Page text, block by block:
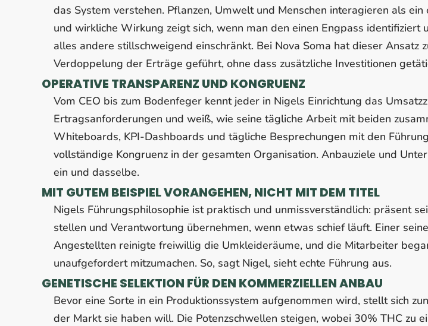
das System verstehen. Pflanzen, Umwelt und Menschen interagieren als ein
und wirkliche Wirkung zeigt sich, wenn man den einen Engpass identifiziert
alles andere stillschweigend einschränkt. Bei Nova Soma hat dieser Ansatz
Verdoppelung der Erträge geführt, ohne dass zusätzliche Investitionen
OPERATIVE TRANSPARENZ UND KONGRUENZ
Vom CEO bis zum Bodenfeger kennt jeder in Nigels Einrichtung das
Ertragsanforderungen und weiß, wie seine tägliche Arbeit mit beiden
Whiteboards, KPI-Dashboards und tägliche Besprechungen mit den
vollständige Kongruenz in der gesamten Organisation. Anbauziele und
ein und dasselbe.
MIT GUTEM BEISPIEL VORANGEHEN, NICHT MIT DEM TITEL
Nigels Führungsphilosophie ist praktisch und unmissverständlich: präsent
stellen und Verantwortung übernehmen, wenn etwas schief läuft. Einer
Angestellten reinigte freiwillig die Umkleideräume, und die Mitarbeiter
unaufgefordert mitzumachen. So, sagt Nigel, sieht echte Führung aus.
GENETISCHE SELEKTION FÜR DEN KOMMERZIELLEN ANBAU
Bevor eine Sorte in ein Produktionssystem aufgenommen wird, stellt sich
der Markt sie haben will. Die Potenzschwellen steigen, wobei 30% THC zu